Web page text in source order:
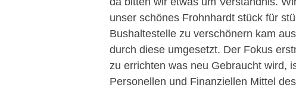
unser schönes Frohnhardt stück für
Bushaltestelle zu verschönern kam
durch diese umgesetzt. Der Fokus
zu errichten was neu Gebraucht wird,
Personellen und Finanziellen Mittel